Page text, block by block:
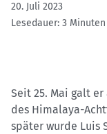
20. Juli 2023
Lesedauer: 3 Minuten
Seit 25. Mai galt
des Himalaya-
später wurde Luis